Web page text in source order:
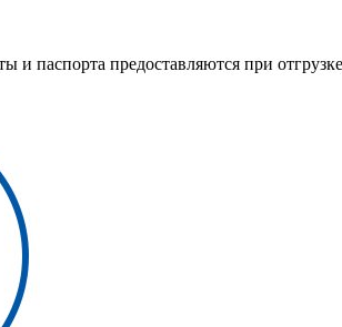
и паспорта предоставляются при